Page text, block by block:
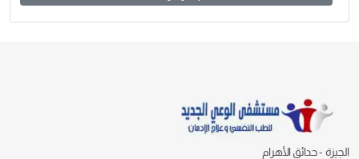
الجيزة - حدائق الأهرام